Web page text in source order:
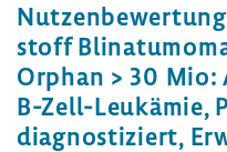
stoff
Orphan > 30
B-​Zell-Leukämie,
diagnos­ti­ziert,